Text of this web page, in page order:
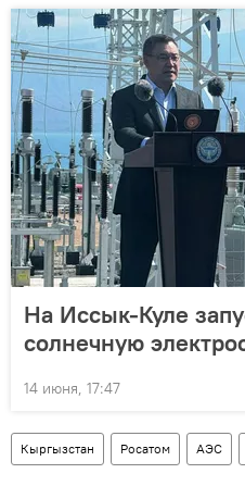
На Иссык-Куле
солнечную
14 июня, 17:47
Кыргызстан Росатом АЭС